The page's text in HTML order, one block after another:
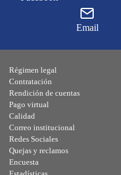
Email
Régimen legal
Contratación
Rendición de cuentas
Pago virtual
Calidad
Correo institucional
Redes Sociales
Quejas y reclamos
Encuesta